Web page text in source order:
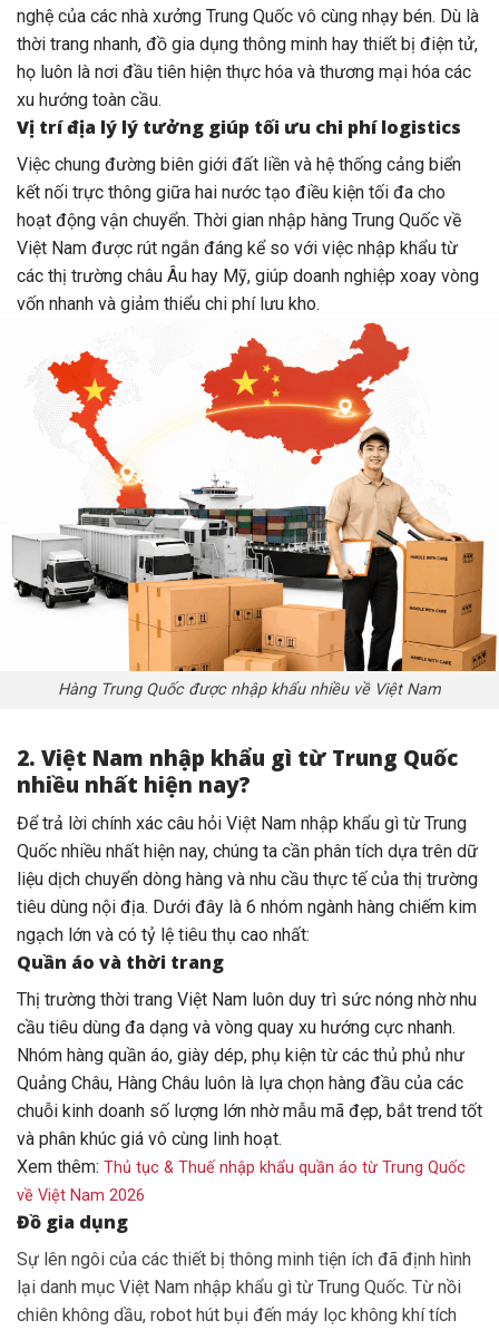
nghệ của các nhà xưởng Trung Quốc vô cùng nhạy bén. Dù là
thời trang nhanh, đồ gia dụng thông minh hay thiết bị điện tử,
họ luôn là nơi đầu tiên hiện thực hóa và thương mại hóa các
xu hướng toàn cầu.
Vị trí địa lý lý tưởng giúp tối ưu chi phí logistics
Việc chung đường biên giới đất liền và hệ thống cảng biển
kết nối trực thông giữa hai nước tạo điều kiện tối đa cho
hoạt động vận chuyển. Thời gian nhập hàng Trung Quốc về
Việt Nam được rút ngắn đáng kể so với việc nhập khẩu từ
các thị trường châu Âu hay Mỹ, giúp doanh nghiệp xoay vòng
vốn nhanh và giảm thiểu chi phí lưu kho.
Hàng Trung Quốc được nhập khẩu nhiều về Việt Nam
2. Việt Nam nhập khẩu gì từ Trung Quốc
nhiều nhất hiện nay?
Để trả lời chính xác câu hỏi Việt Nam nhập khẩu gì từ Trung
Quốc nhiều nhất hiện nay, chúng ta cần phân tích dựa trên dữ
liệu dịch chuyển dòng hàng và nhu cầu thực tế của thị trường
tiêu dùng nội địa. Dưới đây là 6 nhóm ngành hàng chiếm kim
ngạch lớn và có tỷ lệ tiêu thụ cao nhất:
Quần áo và thời trang
Thị trường thời trang Việt Nam luôn duy trì sức nóng nhờ nhu
cầu tiêu dùng đa dạng và vòng quay xu hướng cực nhanh.
Nhóm hàng quần áo, giày dép, phụ kiện từ các thủ phủ như
Quảng Châu, Hàng Châu luôn là lựa chọn hàng đầu của các
chuỗi kinh doanh số lượng lớn nhờ mẫu mã đẹp, bắt trend tốt
và phân khúc giá vô cùng linh hoạt.
Xem thêm: Thủ tục & Thuế nhập khẩu quần áo từ Trung Quốc
về Việt Nam 2026
Đồ gia dụng
Sự lên ngôi của các thiết bị thông minh tiện ích đã định hình
lại danh mục Việt Nam nhập khẩu gì từ Trung Quốc. Từ nồi
chiên không dầu, robot hút bụi đến máy lọc không khí tích